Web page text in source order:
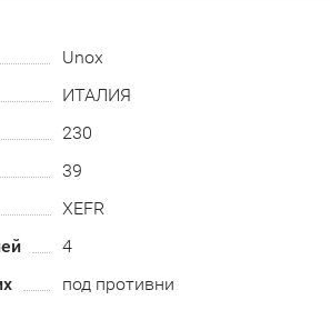
Unox
ИТАЛИЯ
230
39
XEFR
4
под противни